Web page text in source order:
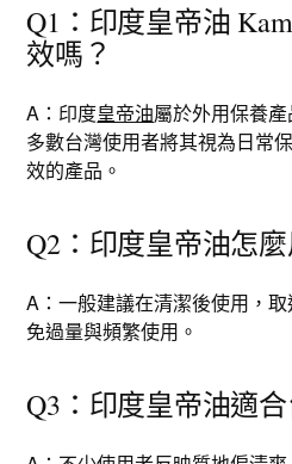
Q1：印度皇帝油
效嗎？
A：印度皇帝油屬於外用保養
多數台灣使用者將其視為日常
效的產品。
Q2：印度皇帝油怎
A：一般建議在清潔後使用，
免過量與頻繁使用。
Q3：印度皇帝油適